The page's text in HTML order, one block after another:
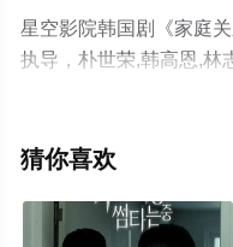
星空影院韩国剧《家庭
执导，朴世荣,韩高恩,林
等明星精彩演绎的韩国
豆瓣电视剧、电视猫或剧
猜你喜欢